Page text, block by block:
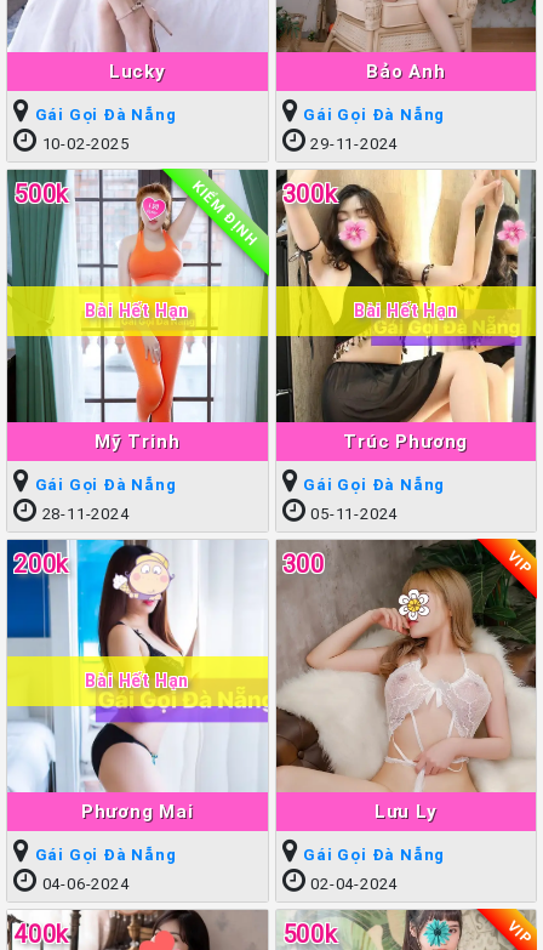
Lucky
Gái Gọi Đà Nẵng
10-02-2025
Bảo Anh
Gái Gọi Đà Nẵng
29-11-2024
Mỹ Trinh
500k KIỂM ĐỊNH
Bài Hết Hạn
Gái Gọi Đà Nẵng
28-11-2024
Trúc Phương
300k
Bài Hết Hạn
Gái Gọi Đà Nẵng
05-11-2024
Phương Mai
200k
Bài Hết Hạn
Gái Gọi Đà Nẵng
04-06-2024
Lưu Ly
300 VIP
Gái Gọi Đà Nẵng
02-04-2024
400k 500k VIP